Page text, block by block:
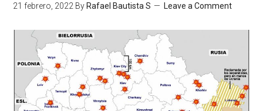
21 febrero, 2022 By Rafael Bautista S Leave a Comment